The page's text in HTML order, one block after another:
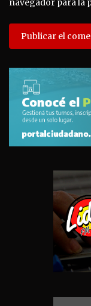
navegador para la